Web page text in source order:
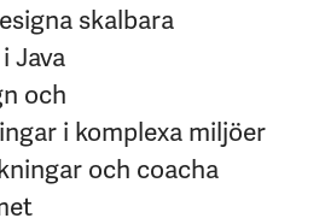
skalbara
Java
och
i komplexa miljöer
och coacha